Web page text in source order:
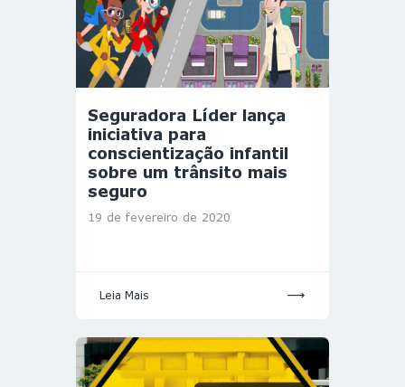
Seguradora Líder lança
iniciativa para
conscientização infantil
sobre um trânsito mais
seguro
19 de fevereiro de 2020
Leia Mais